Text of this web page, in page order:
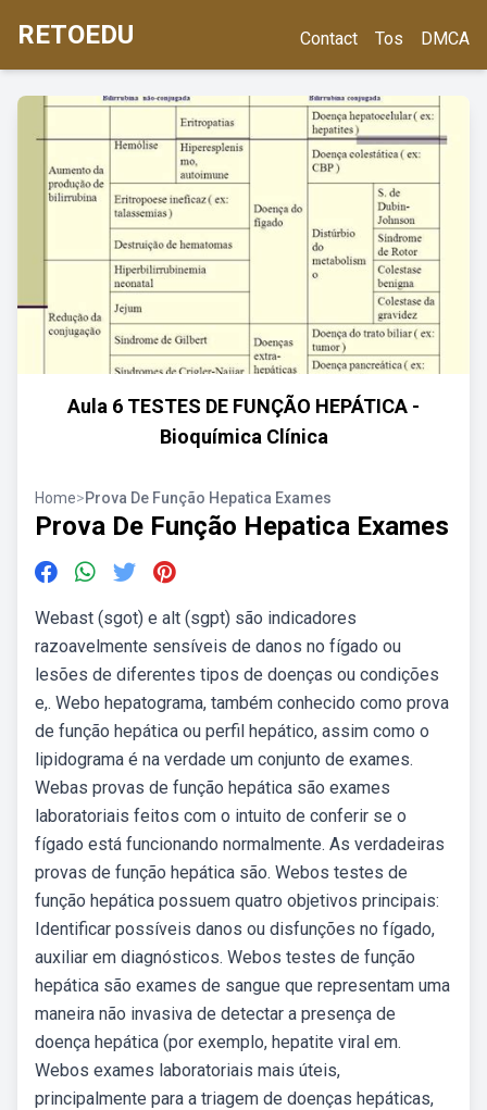
RETOEDU Contact Tos DMCA
Aula 6 TESTES DE FUNÇÃO HEPÁTICA -
Bioquímica Clínica
Home>Prova De Função Hepatica Exames
Prova De Função Hepatica Exames
Webast (sgot) e alt (sgpt) são indicadores
razoavelmente sensíveis de danos no fígado ou
lesões de diferentes tipos de doenças ou condições
e,. Webo hepatograma, também conhecido como prova
de função hepática ou perfil hepático, assim como o
lipidograma é na verdade um conjunto de exames.
Webas provas de função hepática são exames
laboratoriais feitos com o intuito de conferir se o
fígado está funcionando normalmente. As verdadeiras
provas de função hepática são. Webos testes de
função hepática possuem quatro objetivos principais:
Identificar possíveis danos ou disfunções no fígado,
auxiliar em diagnósticos. Webos testes de função
hepática são exames de sangue que representam uma
maneira não invasiva de detectar a presença de
doença hepática (por exemplo, hepatite viral em.
Webos exames laboratoriais mais úteis,
principalmente para a triagem de doenças hepáticas,